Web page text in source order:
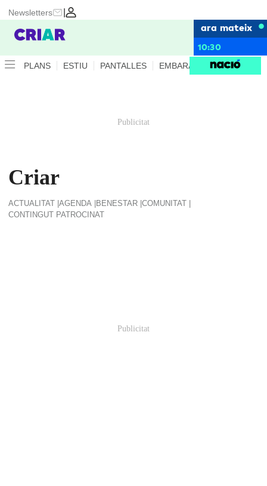
Newsletters
ara mateix
10:30
PLANS ESTIU PANTALLES EMBARÀS CRIANÇA
Criar
ACTUALITAT AGENDA BENESTAR COMUNITAT
CONTINGUT PATROCINAT